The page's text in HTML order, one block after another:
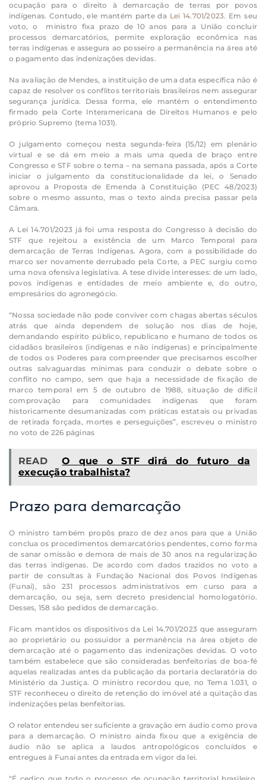
ocupação para o direito à demarcação de terras por povos
indígenas. Contudo, ele mantém parte da Lei 14.701/2023. Em seu
voto, o ministro fixa prazo de 10 anos para a União concluir
processos demarcatórios, permite exploração econômica nas
terras indígenas e assegura ao posseiro a permanência na área até
o pagamento das indenizações devidas.
Na avaliação de Mendes, a instituição de uma data específica não é
capaz de resolver os conflitos territoriais brasileiros nem assegurar
segurança jurídica. Dessa forma, ele mantém o entendimento
firmado pela Corte Interamericana de Direitos Humanos e pelo
próprio Supremo (tema 1031).
O julgamento começou nesta segunda-feira (15/12) em plenário
virtual e se dá em meio a mais uma queda de braço entre
Congresso e STF sobre o tema – na semana passada, após a Corte
iniciar o julgamento da constitucionalidade da lei, o Senado
aprovou a Proposta de Emenda à Constituição (PEC 48/2023)
sobre o mesmo assunto, mas o texto ainda precisa passar pela
Câmara.
A Lei 14.701/2023 já foi uma resposta do Congresso à decisão do
STF que rejeitou a existência de um Marco Temporal para
demarcação de Terras Indígenas. Agora, com a possibilidade do
marco ser novamente derrubado pela Corte, a PEC surgiu como
uma nova ofensiva legislativa. A tese divide interesses: de um lado,
povos indígenas e entidades de meio ambiente e, do outro,
empresários do agronegócio.
“Nossa sociedade não pode conviver com chagas abertas séculos
atrás que ainda dependem de solução nos dias de hoje,
demandando espírito público, republicano e humano de todos os
cidadãos brasileiros (indígenas e não indígenas) e principalmente
de todos os Poderes para compreender que precisamos escolher
outras salvaguardas mínimas para conduzir o debate sobre o
conflito no campo, sem que haja a necessidade de fixação de
marco temporal em 5 de outubro de 1988, situação de difícil
comprovação para comunidades indígenas que foram
historicamente desumanizadas com práticas estatais ou privadas
de retirada forçada, mortes e perseguições”, escreveu o ministro
no voto de 226 páginas
READ
O que o STF dirá do futuro da
execução trabalhista?
Prazo para demarcação
O ministro também propôs prazo de dez anos para que a União
conclua os procedimentos demarcatórios pendentes, como forma
de sanar omissão e demora de mais de 30 anos na regularização
das terras indígenas. De acordo com dados trazidos no voto a
partir de consultas à Fundação Nacional dos Povos Indígenas
(Funai), são 231 processos administrativos em curso para a
demarcação, ou seja, sem decreto presidencial homologatório.
Desses, 158 são pedidos de demarcação.
Ficam mantidos os dispositivos da Lei 14.701/2023 que asseguram
ao proprietário ou possuidor a permanência na área objeto de
demarcação até o pagamento das indenizações devidas. O voto
também estabelece que são consideradas benfeitorias de boa-fé
aquelas realizadas antes da publicação da portaria declaratória do
Ministério da Justiça. O ministro recordou que, no Tema 1.031, o
STF reconheceu o direito de retenção do imóvel até a quitação das
indenizações pelas benfeitorias.
O relator entendeu ser suficiente a gravação em áudio como prova
para a demarcação. O ministro ainda fixou que a exigência de
áudio não se aplica a laudos antropológicos concluídos e
entregues à Funai antes da entrada em vigor da lei.
“É cediço que todo o processo de ocupação territorial brasileiro,